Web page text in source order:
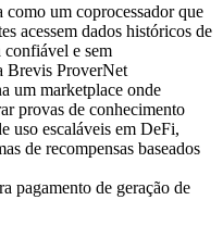
como um coprocessador que
acessem dados históricos de
e sem
Brevis ProverNet
um marketplace onde
provas de conhecimento
uso escaláveis em DeFi,
de recompensas baseados
pagamento de geração de